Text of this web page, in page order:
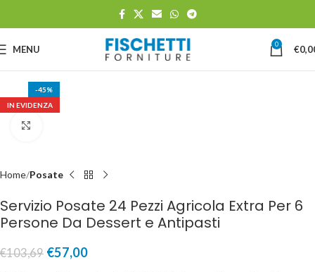
MENU 0 €
-45%
IN EVIDENZA
Home Posate
Servizio Posate 24 Pezzi Agricola Extra Per 6
Persone Da Dessert e Antipasti
€103,69 €57,00